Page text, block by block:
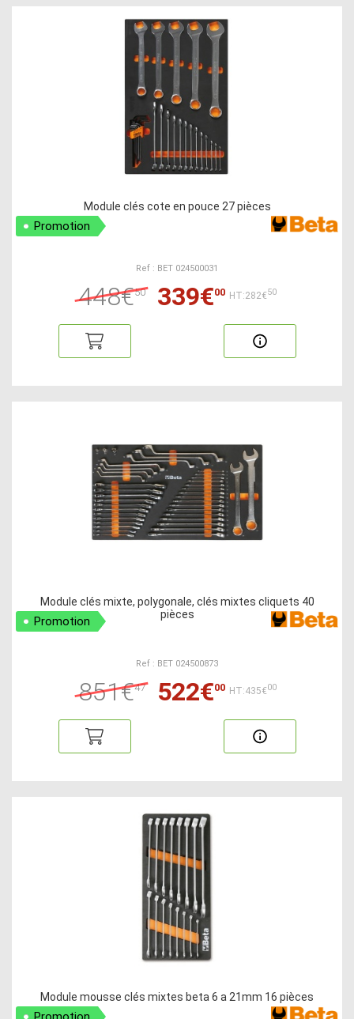
Module clés cote en pouce 27 pièces
Promotion
Ref : BET 024500031
448€50 339€00 HT:282€50
Module clés mixte, polygonale, clés mixtes cliquets 40
pièces
Promotion
Ref : BET 024500873
851€47 522€00 HT:435€00
Module mousse clés mixtes beta 6 a 21mm 16 pièces